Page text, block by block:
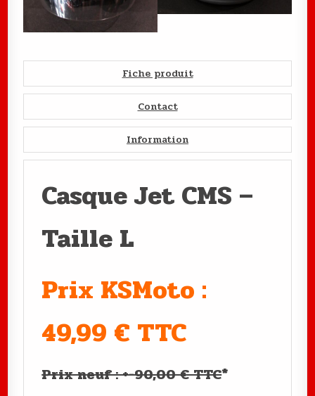
Fiche produit
Contact
Information
Casque Jet CMS –
Taille L
Prix KSMoto :
49,99 € TTC
Prix neuf : +-90,00 € TTC*